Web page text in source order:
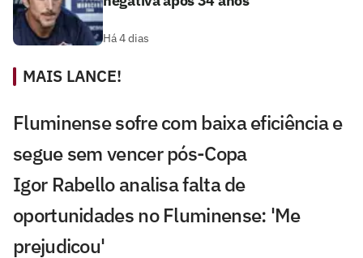
Há 4 dias
MAIS LANCE!
Fluminense sofre com baixa eficiência e
segue sem vencer pós-Copa
Igor Rabello analisa falta de
oportunidades no Fluminense: 'Me
prejudicou'